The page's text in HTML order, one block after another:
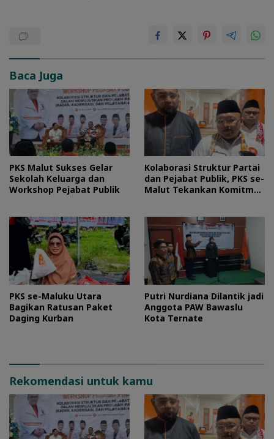
Baca Juga
PKS Malut Sukses Gelar
Sekolah Keluarga dan
Workshop Pejabat Publik
Kolaborasi Struktur Partai
dan Pejabat Publik, PKS se-
Malut Tekankan Komitmen
PKS se-Maluku Utara
Bagikan Ratusan Paket
Daging Kurban
Putri Nurdiana Dilantik jadi
Anggota PAW Bawaslu
Kota Ternate
Rekomendasi untuk kamu